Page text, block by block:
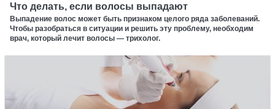
Что делать, если волосы выпадают
Выпадение волос может быть признаком целого ряда заболеваний.
Чтобы разобраться в ситуации и решить эту проблему, необходим
врач, который лечит волосы — трихолог.